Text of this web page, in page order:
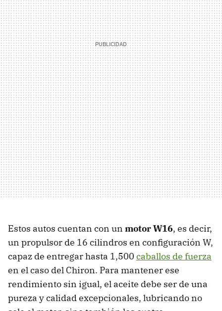
Estos autos cuentan con un motor W16, es decir,
un propulsor de 16 cilindros en configuración W,
capaz de entregar hasta 1,500 caballos de fuerza
en el caso del Chiron. Para mantener ese
rendimiento sin igual, el aceite debe ser de una
pureza y calidad excepcionales, lubricando no